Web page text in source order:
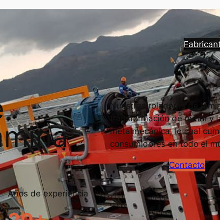
Años de experiencia
Nuestras roladoras de
transformación de metal
metalmecánica, lo cual
consumidores en todo el
Contacto